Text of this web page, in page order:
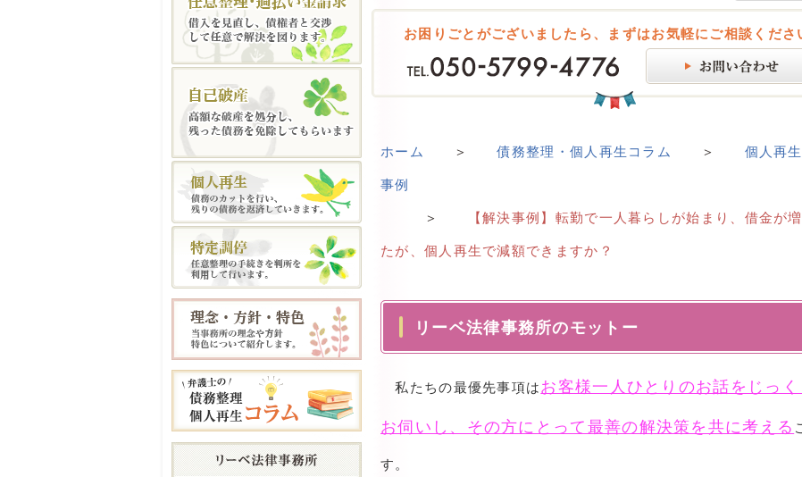
お困りごとがございましたら、まずはお気軽にご相談くださ
ホーム ＞債務整理・個人再生コラム ＞ 個人再
事例
＞ 【解決事例】転勤で一人暮らしが始まり、借金が
たが、個人再生で減額できますか？
リーベ法律事務所のモットー
私たちの最優先事項はお客様一人ひとりのお話をじっく
お伺いし、その方にとって最善の解決策を共に考える
す。